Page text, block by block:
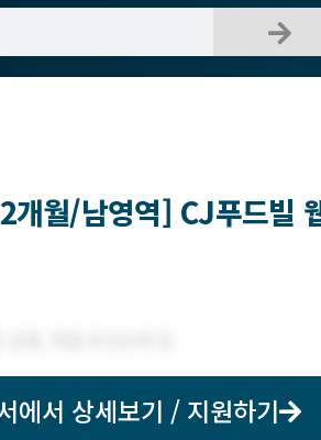
월/남영역] CJ푸드빌
에서 상세보기 / 지원하기